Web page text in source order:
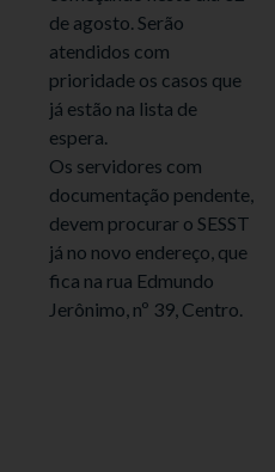
de agosto. Serão
atendidos com
prioridade os casos que
já estão na lista de
espera.
Os servidores com
documentação pendente,
devem procurar o SESST
já no novo endereço, que
fica na rua Edmundo
Jerônimo, nº 39, Centro.